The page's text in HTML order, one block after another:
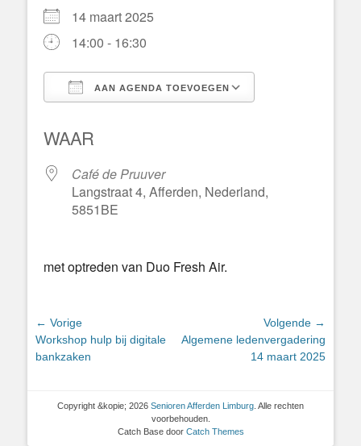
14 maart 2025
14:00 - 16:30
AAN AGENDA TOEVOEGEN
WAAR
Café de Pruuver
Langstraat 4, Afferden, Nederland,
5851BE
met optreden van Duo Fresh Air.
Bericht
navigatie
← Vorige
Vorig
bericht:
Workshop hulp bij digitale
bankzaken
Volgende →
Volgend
Algemene ledenvergadering
14 maart 2025
Copyright &kopie; 2026 Senioren Afferden Limburg . Alle rechten
voorbehouden.
Catch Base door Catch Themes